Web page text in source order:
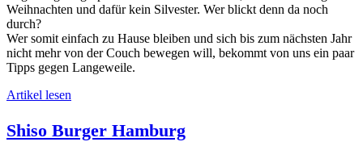
Weihnachten und dafür kein Silvester. Wer blickt denn da noch
durch?
Wer somit einfach zu Hause bleiben und sich bis zum nächsten Jahr
nicht mehr von der Couch bewegen will, bekommt von uns ein paar
Tipps gegen Langeweile.
Artikel lesen
Shiso Burger Hamburg